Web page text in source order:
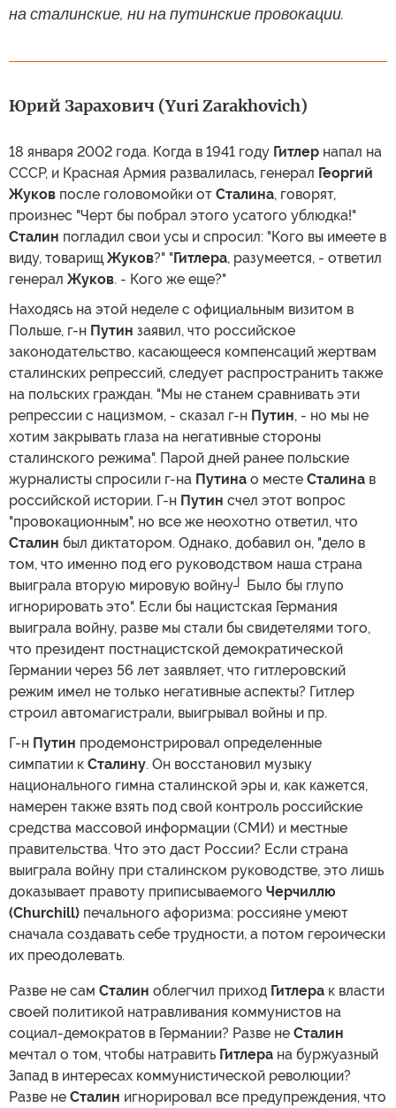
на сталинские, ни на путинские провокации.
Юрий Зарахович (Yuri Zarakhovich)
18 января 2002 года. Когда в 1941 году Гитлер напал на
СССР, и Красная Армия развалилась, генерал Георгий
Жуков после головомойки от Сталина, говорят,
произнес "Черт бы побрал этого усатого ублюдка!"
Сталин погладил свои усы и спросил: "Кого вы имеете в
виду, товарищ Жуков?" "Гитлера, разумеется, - ответил
генерал Жуков. - Кого же еще?"
Находясь на этой неделе с официальным визитом в
Польше, г-н Путин заявил, что российское
законодательство, касающееся компенсаций жертвам
сталинских репрессий, следует распространить также
на польских граждан. "Мы не станем сравнивать эти
репрессии с нацизмом, - сказал г-н Путин, - но мы не
хотим закрывать глаза на негативные стороны
сталинского режима". Парой дней ранее польские
журналисты спросили г-на Путина о месте Сталина в
российской истории. Г-н Путин счел этот вопрос
"провокационным", но все же неохотно ответил, что
Сталин был диктатором. Однако, добавил он, "дело в
том, что именно под его руководством наша страна
выиграла вторую мировую войну┘ Было бы глупо
игнорировать это". Если бы нацистская Германия
выиграла войну, разве мы стали бы свидетелями того,
что президент постнацистской демократической
Германии через 56 лет заявляет, что гитлеровский
режим имел не только негативные аспекты? Гитлер
строил автомагистрали, выигрывал войны и пр.
Г-н Путин продемонстрировал определенные
симпатии к Сталину. Он восстановил музыку
национального гимна сталинской эры и, как кажется,
намерен также взять под свой контроль российские
средства массовой информации (СМИ) и местные
правительства. Что это даст России? Если страна
выиграла войну при сталинском руководстве, это лишь
доказывает правоту приписываемого Черчиллю
(Churchill) печального афоризма: россияне умеют
сначала создавать себе трудности, а потом героически
их преодолевать.
Разве не сам Сталин облегчил приход Гитлера к власти
своей политикой натравливания коммунистов на
социал-демократов в Германии? Разве не Сталин
мечтал о том, чтобы натравить Гитлера на буржуазный
Запад в интересах коммунистической революции?
Разве не Сталин игнорировал все предупреждения, что